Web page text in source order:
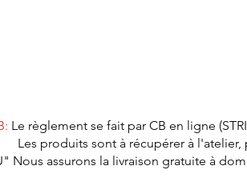
Le règlement se fait par CB en ligne
Les produits sont à récupérer à
Nous assurons la livraison gratuite à